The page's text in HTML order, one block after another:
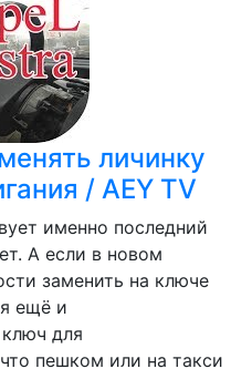
личинку
/ AEY TV
именно последний
А если в новом
заменить на ключе
ещё и
для
пешком или на такси